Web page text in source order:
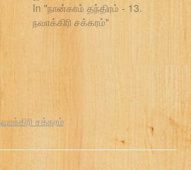
In "நான்காம் தந்திரம் - 13.
நவாக்கிரி சக்கரம்"
சக்கரம்